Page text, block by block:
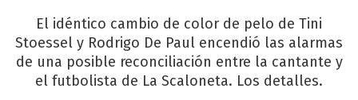
El idéntico cambio de color de pelo de Tini
Stoessel y Rodrigo De Paul encendió las alarmas
de una posible reconciliación entre la cantante y
el futbolista de La Scaloneta. Los detalles.